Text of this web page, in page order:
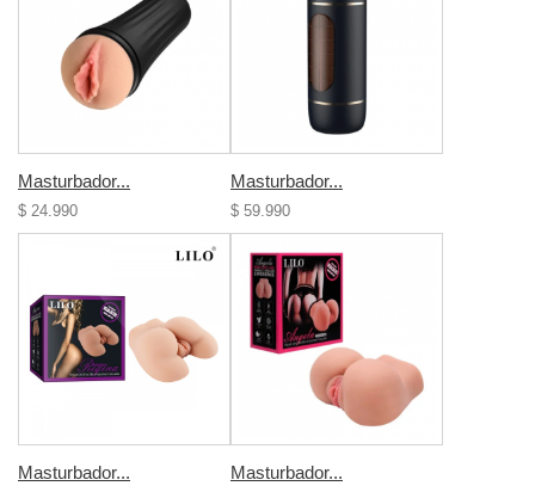
Masturbador...
$ 24.990
Masturbador...
$ 59.990
Masturbador... Masturbador...